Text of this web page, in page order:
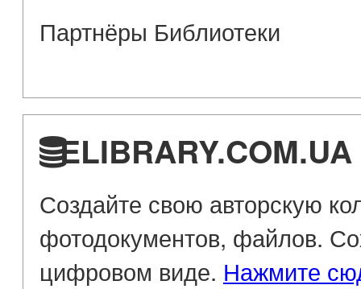
Партнёры Библиотеки
Создайте свою авторскую
фотодокументов, файлов.
цифровом виде. Нажмите